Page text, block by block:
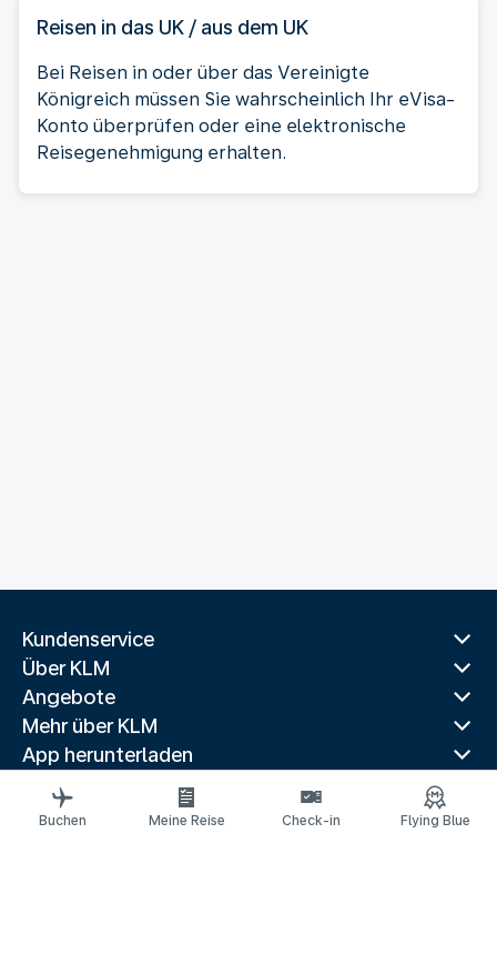
Reisen in das UK / aus dem UK
Bei Reisen in oder über das Vereinigte
Königreich müssen Sie wahrscheinlich Ihr eVisa-
Konto überprüfen oder eine elektronische
Reisegenehmigung erhalten.
Kundenservice
Über KLM
Angebote
Mehr über KLM
App herunterladen
Verwandte Websites
Reiseführer
Buchen Meine Reise Check-in Flying Blue